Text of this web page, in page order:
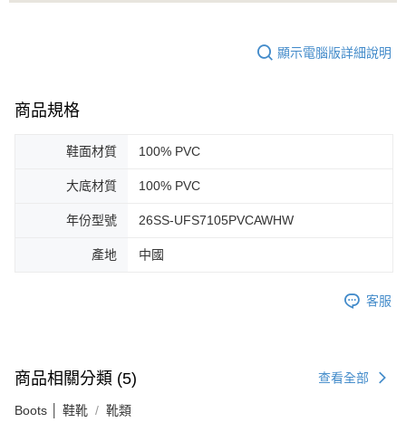
顯示電腦版詳細說明
商品規格
鞋面材質 100% PVC
大底材質 100% PVC
年份型號 26SS-UFS7105PVCAWHW
產地 中國
客服
商品相關分類 (5) 查看全部
Boots │ 鞋靴 靴類